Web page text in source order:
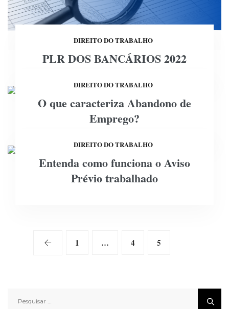
DIREITO DO TRABALHO
PLR DOS BANCÁRIOS 2022
18
DIREITO DO TRABALHO
O que caracteriza Abandono de
Emprego?
18
DIREITO DO TRABALHO
Entenda como funciona o Aviso
Prévio trabalhado
1 … 4 5
por: